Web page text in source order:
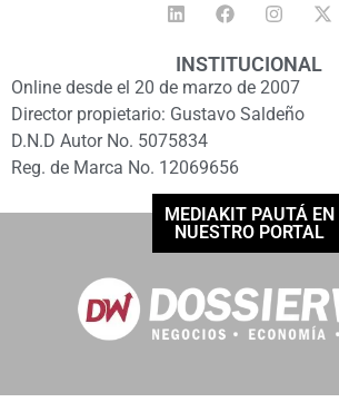
INSTITUCIONAL
Online desde el 20 de marzo de 2007
Director propietario: Gustavo Saldeño
D.N.D Autor No. 5075834
Reg. de Marca No. 12069656
MEDIAKIT PAUTÁ EN
NUESTRO PORTAL